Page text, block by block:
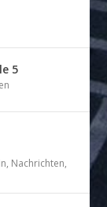
5
, Nachrichten,